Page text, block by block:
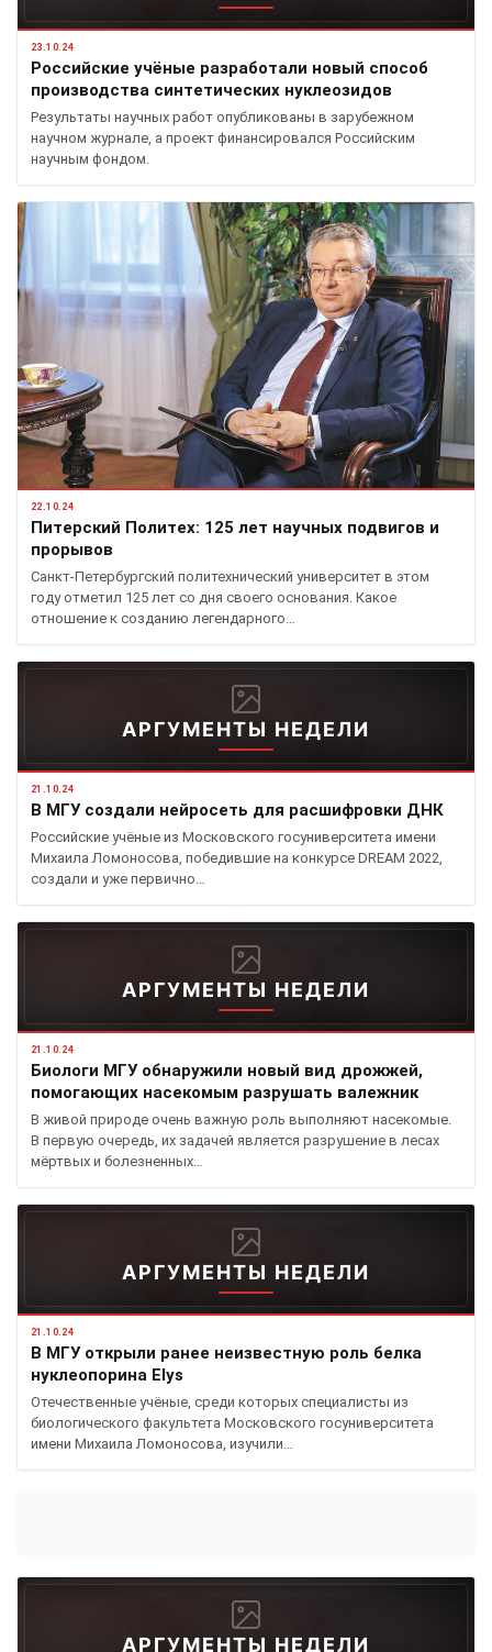
23.10.24
Российские учёные разработали новый способ
производства синтетических нуклеозидов
Результаты научных работ опубликованы в зарубежном
научном журнале, а проект финансировался Российским
научным фондом.
22.10.24
Питерский Политех: 125 лет научных подвигов и
прорывов
Санкт-Петербургский политехнический университет в этом
году отметил 125 лет со дня своего основания. Какое
отношение к созданию легендарного…
АРГУМЕНТЫ НЕДЕЛИ
21.10.24
В МГУ создали нейросеть для расшифровки ДНК
Российские учёные из Московского госуниверситета имени
Михаила Ломоносова, победившие на конкурсе DREAM 2022,
создали и уже первично…
АРГУМЕНТЫ НЕДЕЛИ
21.10.24
Биологи МГУ обнаружили новый вид дрожжей,
помогающих насекомым разрушать валежник
В живой природе очень важную роль выполняют насекомые.
В первую очередь, их задачей является разрушение в лесах
мёртвых и болезненных…
АРГУМЕНТЫ НЕДЕЛИ
21.10.24
В МГУ открыли ранее неизвестную роль белка
нуклеопорина Elys
Отечественные учёные, среди которых специалисты из
биологического факультета Московского госуниверситета
имени Михаила Ломоносова, изучили…
АРГУМЕНТЫ НЕДЕЛИ